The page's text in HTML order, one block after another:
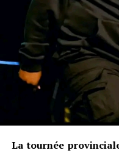
La tournée